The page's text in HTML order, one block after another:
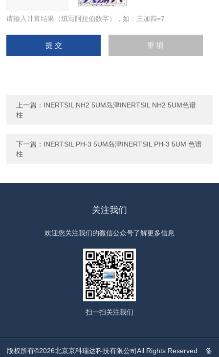
请输入计算结果（填写阿拉伯数字），如：三加四=7
上一篇： INERTSIL NH2 5UM岛津INERTSIL NH2 5UM色谱
柱
下一篇： INERTSIL PH-3 5UM岛津INERTSIL PH-3 5UM 色谱
柱
关注我们
欢迎您关注我们的微信公众号了解更多信息
扫一扫关注我们
版权所有©2026北京京科瑞达科技有限公司All Rights Reserved 备